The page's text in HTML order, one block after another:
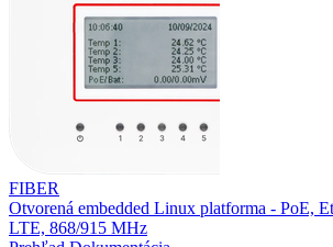
FIBER
Otvorená embedded Linux platforma - PoE,
LTE, 868/915 MHz